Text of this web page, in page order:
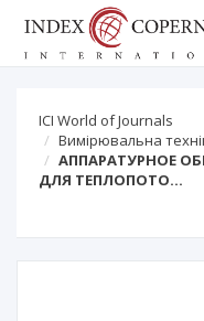
ICI World of Journals
Вимірювальна
АППАРАТУРНОЕ
ДЛЯ ТЕПЛОПОТО…